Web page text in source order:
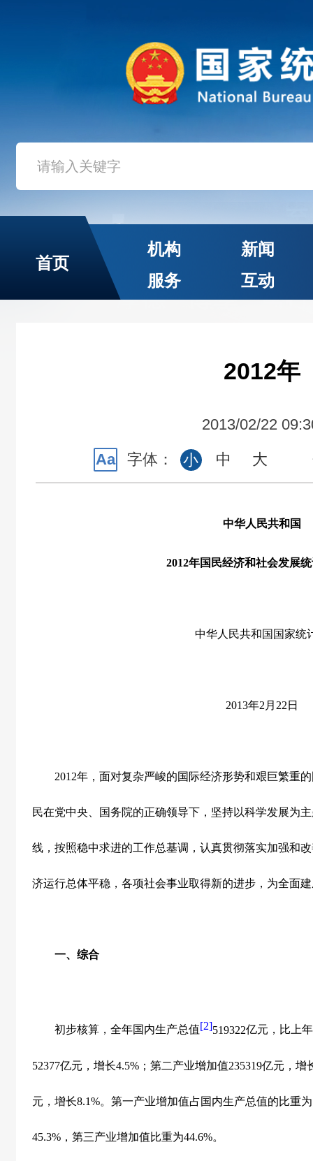
首页
机构
新闻
服务
互动
2012年
2013/02/22
Aa
字体： 小 中 大
中华人民共和国
2012年国民经济和社会发展
中华人民共和国国家统
2013年2 月 22 日
2012年，面对复杂严峻的国际经济形势和艰巨繁重
民在党中央、国务院的正确领导下，坚持以科学发展为
线，按照稳中求进的工作总基调，认真贯彻落实加强和
济运行总体平稳，各项社会事业取得新的进步，为全面
一、综合
初步核算，全年国内生产总值[2]519322亿元，比上
52377亿元，增长4.5% ；第二产业增加值235319亿元，增
元，增长8.1%。第一产业增加值占国内生产总值的比重为
45.3% ，第三产业增加值比重为44.6%。